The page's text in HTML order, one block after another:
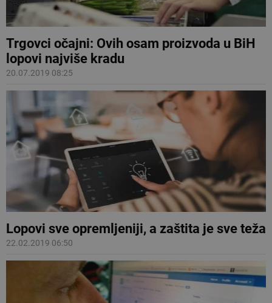
Trgovci očajni: Ovih osam proizvoda u BiH
lopovi najviše kradu
20.07.2019 08:25
Lopovi sve opremljeniji, a zaštita je sve teža
22.02.2019 06:50